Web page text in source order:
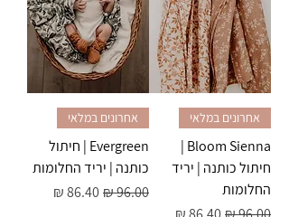
אחרונים במלאי
Bloom Sienna |
חיתול כותנה | יריד
החלומות
מחיר רגילמחיר מבצע
אחרונים במלאי
Evergreen | חיתול
כותנה | יריד החלומות
מחיר רגילמחיר מבצע